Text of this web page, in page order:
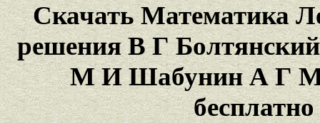
Скачать Математика
решения В Г
М И Шабунин А Г
бесплатно